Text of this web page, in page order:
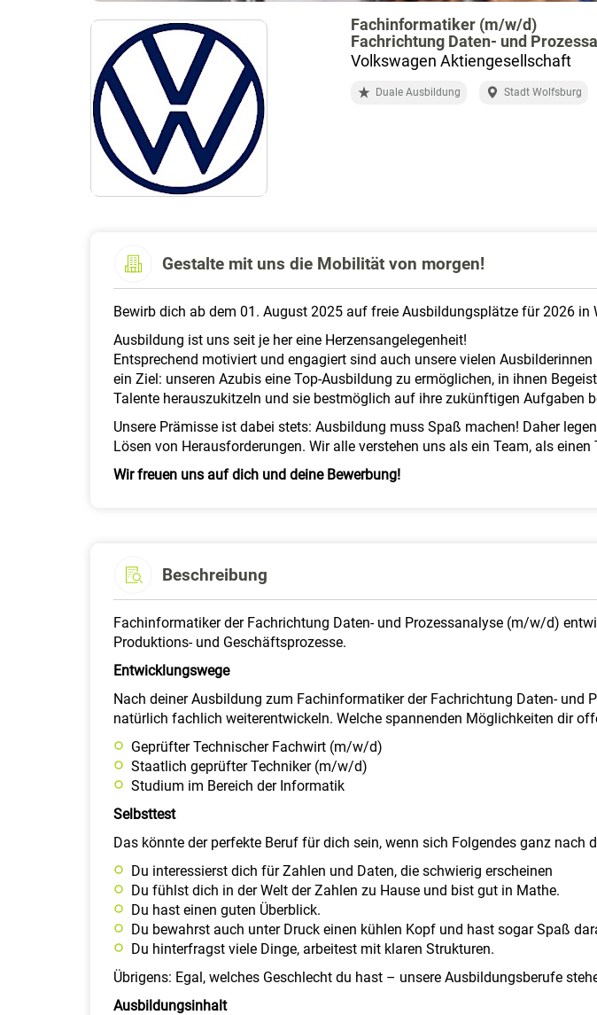
Fachinformatiker (m/w/d)
Fachrichtung Daten- und
Volkswagen Aktiengesellschaft
Duale Ausbildung Stadt Wolfsburg
Gestalte mit uns die Mobilität von morgen!
Bewirb dich ab dem 01. August 2025 auf freie Ausbildungsplätze für 2026 in
Ausbildung ist uns seit je her eine Herzensangelegenheit!
Entsprechend motiviert und engagiert sind auch unsere vielen
ein Ziel: unseren Azubis eine Top-Ausbildung zu ermöglichen, in ihnen
Talente herauszukitzeln und sie bestmöglich auf ihre zukünftigen Aufgaben
Unsere Prämisse ist dabei stets: Ausbildung muss Spaß machen! Daher
Lösen von Herausforderungen. Wir alle verstehen uns als ein Team, als
Wir freuen uns auf dich und deine Bewerbung!
Beschreibung
Fachinformatiker der Fachrichtung Daten- und Prozessanalyse (m/w/d)
Produktions- und Geschäftsprozesse.
Entwicklungswege
Nach deiner Ausbildung zum Fachinformatiker der Fachrichtung Daten-
natürlich fachlich weiterentwickeln. Welche spannenden Möglichkeiten dir
Geprüfter Technischer Fachwirt (m/w/d)
Staatlich geprüfter Techniker (m/w/d)
Studium im Bereich der Informatik
Selbsttest
Das könnte der perfekte Beruf für dich sein, wenn sich Folgendes ganz nach
Du interessierst dich für Zahlen und Daten, die schwierig erscheinen
Du fühlst dich in der Welt der Zahlen zu Hause und bist gut in Mathe.
Du hast einen guten Überblick.
Du bewahrst auch unter Druck einen kühlen Kopf und hast sogar Spaß
Du hinterfragst viele Dinge, arbeitest mit klaren Strukturen.
Übrigens: Egal, welches Geschlecht du hast – unsere Ausbildungsberufe
Ausbildungsinhalt